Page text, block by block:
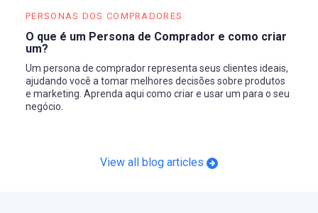
PERSONAS DOS COMPRADORES
O que é um Persona de Comprador e como criar
um?
Um persona de comprador representa seus clientes ideais,
ajudando você a tomar melhores decisões sobre produtos
e marketing. Aprenda aqui como criar e usar um para o seu
negócio.
View all blog articles